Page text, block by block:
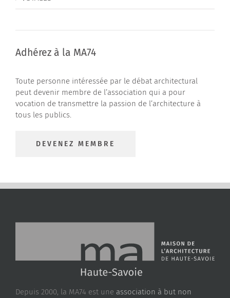
Adhérez à la MA74
Toute personne intéressée par le débat architectural
peut devenir membre de l’association qui a pour
vocation de transmettre la passion de l’architecture à
tous les publics.
DEVENEZ MEMBRE
Depuis 2000, la MA74 est une association à but non